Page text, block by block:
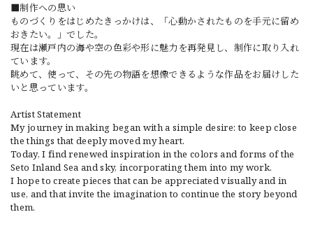
■制作への思い
ものづくりをはじめたきっかけは、「心動かされたものを手元に留め
おきたい。」でした。
現在は瀬戸内の海や空の色彩や形に魅力を再発見し、制作に取り入れ
ています。
眺めて、使って、その先の物語を想像できるような作品をお届けした
いと思っています。
Artist Statement
My journey in making began with a simple desire: to keep close
the things that deeply moved my heart.
Today, I find renewed inspiration in the colors and forms of the
Seto Inland Sea and sky, incorporating them into my work.
I hope to create pieces that can be appreciated visually and in
use, and that invite the imagination to continue the story beyond
them.